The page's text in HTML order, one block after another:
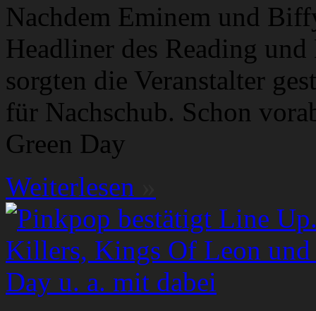
Nachdem Eminem und
Headliner des Reading
sorgten die Veranstalter
für Nachschub. Schon
Green Day
Weiterlesen